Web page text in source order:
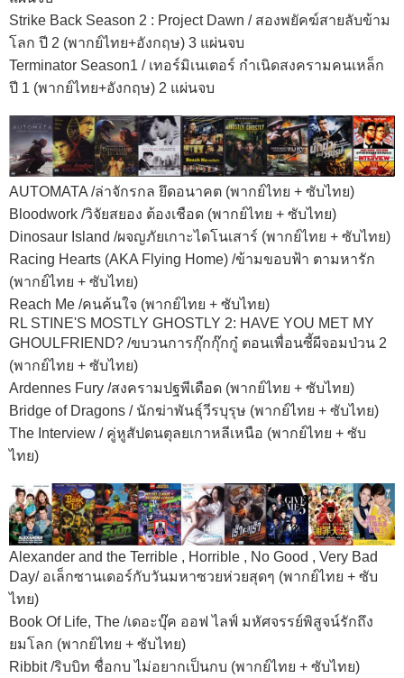
Strike Back Season 2 : Project Dawn / สองพยัคฆ์สายลับข้าม
โลก ปี 2 (พากย์ไทย+อังกฤษ) 3 แผ่นจบ
Terminator Season1 / เทอร์มิเนเตอร์ กำเนิดสงครามคนเหล็ก
ปี 1 (พากย์ไทย+อังกฤษ) 2 แผ่นจบ
AUTOMATA /ล่าจักรกล ยึดอนาคต (พากย์ไทย + ซับไทย)
Bloodwork /วิจัยสยอง ต้องเชือด (พากย์ไทย + ซับไทย)
Dinosaur Island /ผจญภัยเกาะไดโนเสาร์ (พากย์ไทย + ซับไทย)
Racing Hearts (AKA Flying Home) /ข้ามขอบฟ้า ตามหารัก
(พากย์ไทย + ซับไทย)
Reach Me /คนค้นใจ (พากย์ไทย + ซับไทย)
RL STINE'S MOSTLY GHOSTLY 2: HAVE YOU MET MY
GHOULFRIEND? /ขบวนการกุ๊กกุ๊กกู๋ ตอนเพื่อนซี้ผีจอมป่วน 2
(พากย์ไทย + ซับไทย)
Ardennes Fury /สงครามปฐพีเดือด (พากย์ไทย + ซับไทย)
Bridge of Dragons / นักฆ่าพันธุ์วีรบุรุษ (พากย์ไทย + ซับไทย)
The Interview / คู่หูสัปดนตุลยเกาหลีเหนือ (พากย์ไทย + ซับ
ไทย)
Alexander and the Terrible , Horrible , No Good , Very Bad
Day/ อเล็กซานเดอร์กับวันมหาซวยห่วยสุดๆ (พากย์ไทย + ซับ
ไทย)
Book Of Life, The /เดอะบุ๊ค ออฟ ไลฟ์ มหัศจรรย์พิสูจน์รักถึง
ยมโลก (พากย์ไทย + ซับไทย)
Ribbit /ริบบิท ชื่อกบ ไม่อยากเป็นกบ (พากย์ไทย + ซับไทย)